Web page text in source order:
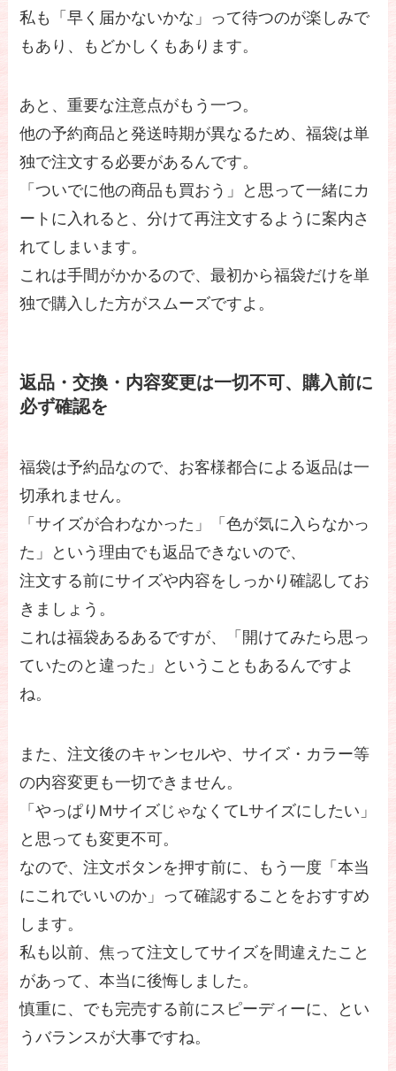
私も「早く届かないかな」って待つのが楽しみで
もあり、もどかしくもあります。
あと、重要な注意点がもう一つ。
他の予約商品と発送時期が異なるため、福袋は単
独で注文する必要があるんです。
「ついでに他の商品も買おう」と思って一緒にカ
ートに入れると、分けて再注文するように案内さ
れてしまいます。
これは手間がかかるので、最初から福袋だけを単
独で購入した方がスムーズですよ。
返品・交換・内容変更は一切不可、購入前に
必ず確認を
福袋は予約品なので、お客様都合による返品は一
切承れません。
「サイズが合わなかった」「色が気に入らなかっ
た」という理由でも返品できないので、
注文する前にサイズや内容をしっかり確認してお
きましょう。
これは福袋あるあるですが、「開けてみたら思っ
ていたのと違った」ということもあるんですよ
ね。
また、注文後のキャンセルや、サイズ・カラー等
の内容変更も一切できません。
「やっぱりMサイズじゃなくてLサイズにしたい」
と思っても変更不可。
なので、注文ボタンを押す前に、もう一度「本当
にこれでいいのか」って確認することをおすすめ
します。
私も以前、焦って注文してサイズを間違えたこと
があって、本当に後悔しました。
慎重に、でも完売する前にスピーディーに、とい
うバランスが大事ですね。